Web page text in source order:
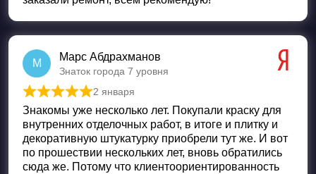
М
Марс Абдрахманов
Знаток города 7 уровня
Оценка из 5
2 января
Знакомы уже несколько лет. Покупали краску для
внутренних отделочных работ, в итоге и плитку и
декоративную штукатурку приобрели тут же. И вот
по прошествии нескольких лет, вновь обратились
сюда же. Потому что клиентоориентированность